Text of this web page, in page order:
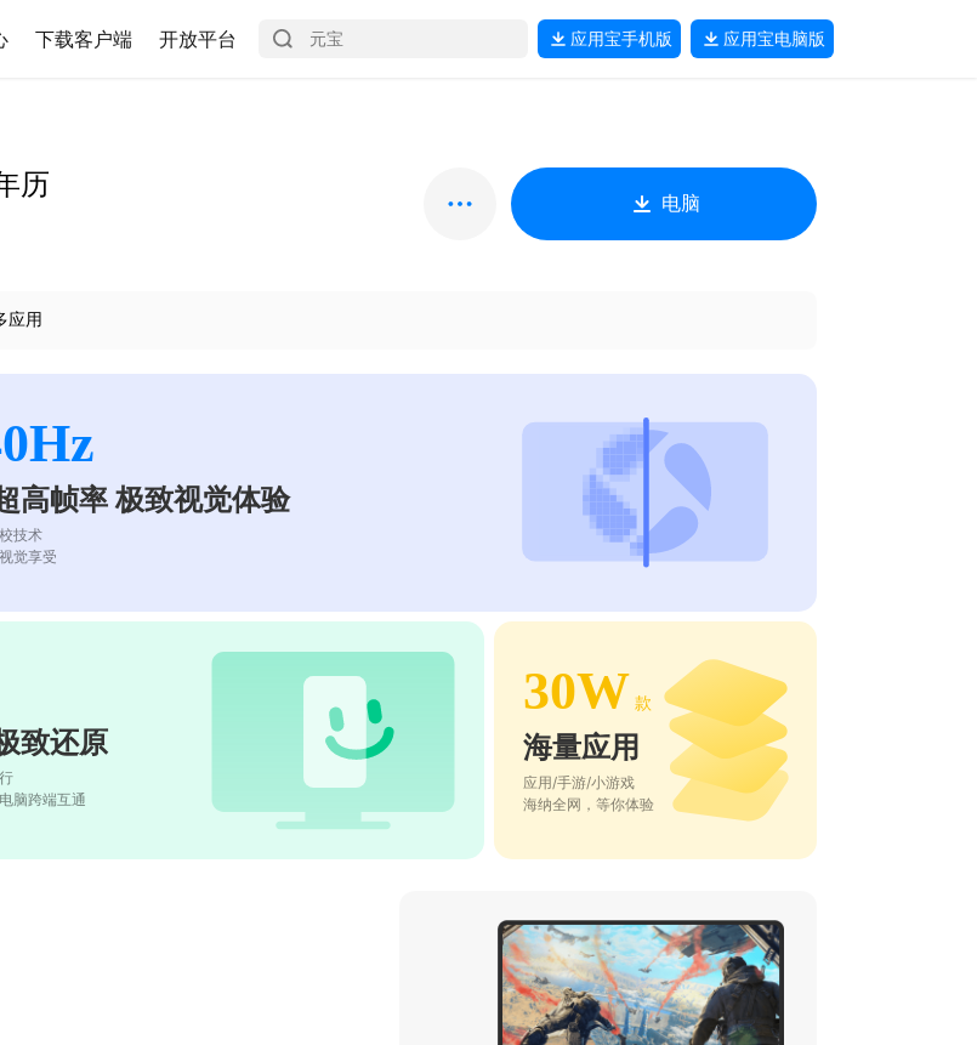
下载客户端 开放平台 应用宝手机版 应用宝电脑版
历
电脑
应用
高帧率 极致视觉体验
技术
觉享受
致还原
脑跨端互通
30W 款
海量应用
应用/手游/小游戏
海纳全网，等你体验